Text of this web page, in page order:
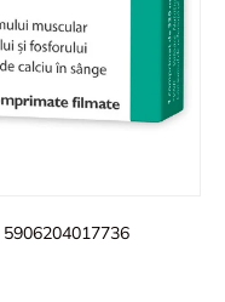
5906204017736